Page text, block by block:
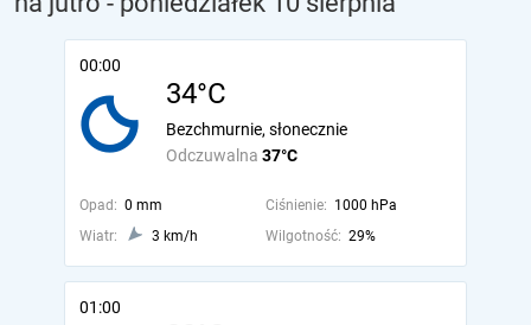
00:00
34°C
Odczuwalna 37°C
Bezchmurnie, słonecznie
Opad: 0 mm Ciśnienie: 1000 hPa
Wiatr:
3 km/h Wilgotność: 29%
01:00